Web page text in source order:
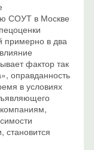
СОУТ в Москве
примерно в два
фактор так
оправданность
в условиях
становится